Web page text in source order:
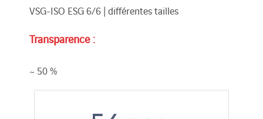
VSG-ISO ESG 6/6 | différentes tailles
Transparence :
~ 50 %